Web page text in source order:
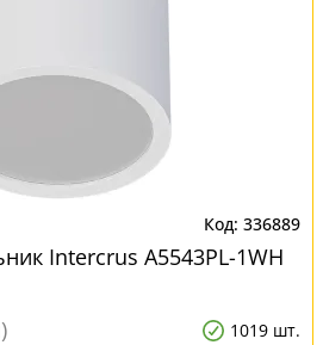
336889
Intercrus A5543PL-1WH
1019 шт.